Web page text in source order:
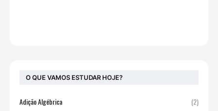
O QUE VAMOS ESTUDAR HOJE?
Adição Algébrica
(2)